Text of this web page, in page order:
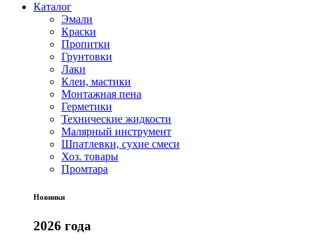
Каталог
Эмали
Краски
Пропитки
Грунтовки
Лаки
Клеи, мастики
Монтажная пена
Герметики
Технические жидкости
Малярный инструмент
Шпатлевки, сухие смеси
Хоз. товары
Промтара
Новинки
2026 года